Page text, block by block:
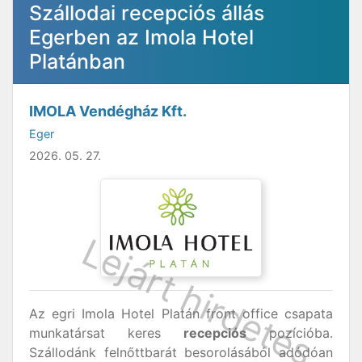
Szállodai recepciós állás
Egerben az Imola Hotel
Platánban
IMOLA Vendégház Kft.
Eger
2026. 05. 27.
Az egri Imola Hotel Platán front office csapata
munkatársat keres recepcióspozícióba.
Szállodánk felnőttbarát besorolásából adódóan